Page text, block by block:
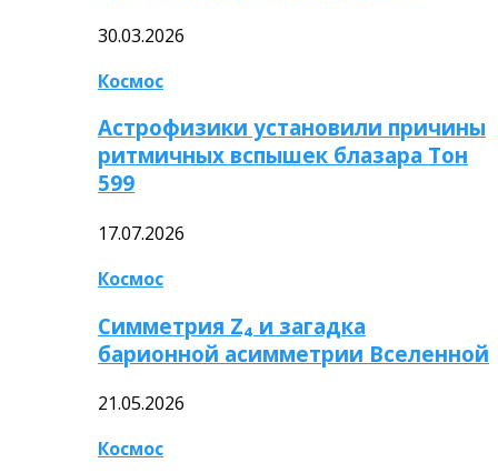
30.03.2026
Космос
Астрофизики установили причины
ритмичных вспышек блазара Тон
599
17.07.2026
Космос
Симметрия Z₄ и загадка
барионной асимметрии Вселенной
21.05.2026
Космос